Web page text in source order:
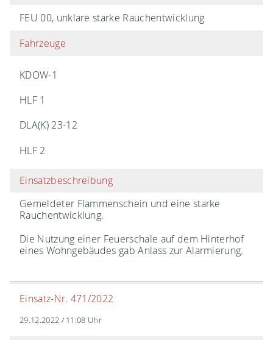
FEU 00, unklare starke Rauchentwicklung
Fahrzeuge
KDOW-1
HLF 1
DLA(K) 23-12
HLF 2
Einsatzbeschreibung
Gemeldeter Flammenschein und eine starke
Rauchentwicklung.
Die Nutzung einer Feuerschale auf dem Hinterhof
eines Wohngebäudes gab Anlass zur Alarmierung.
Einsatz-Nr. 471/2022
29.12.2022 / 11:08 Uhr